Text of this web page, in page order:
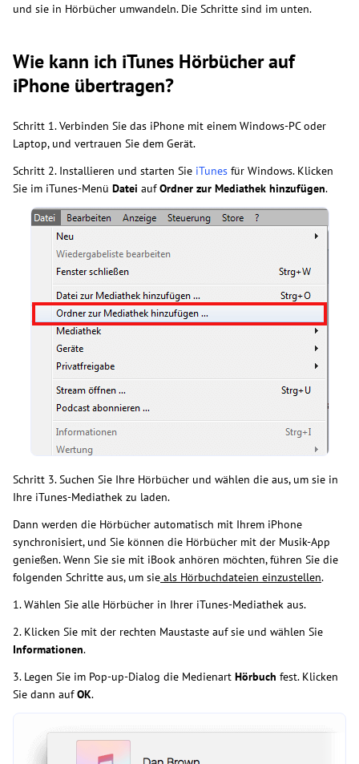
und sie in Hörbücher umwandeln. Die Schritte sind im unten.
Wie kann ich iTunes Hörbücher auf
iPhone übertragen?
Schritt 1. Verbinden Sie das iPhone mit einem Windows-PC oder
Laptop, und vertrauen Sie dem Gerät.
Schritt 2. Installieren und starten Sie iTunes für Windows. Klicken
Sie im iTunes-Menü Datei aufOrdner zur Mediathek hinzufügen.
Schritt 3. Suchen Sie Ihre Hörbücher und wählen die aus, um sie in
Ihre iTunes-Mediathek zu laden.
Dann werden die Hörbücher automatisch mit Ihrem iPhone
synchronisiert, und Sie können die Hörbücher mit der Musik-App
genießen. Wenn Sie sie mit iBook anhören möchten, führen Sie die
folgenden Schritte aus, um sie als Hörbuchdateien einzustellen.
1. Wählen Sie alle Hörbücher in Ihrer iTunes-Mediathek aus.
2. Klicken Sie mit der rechten Maustaste auf sie und wählen Sie
Informationen.
3. Legen Sie im Pop-up-Dialog die Medienart Hörbuch fest. Klicken
Sie dann aufOK.